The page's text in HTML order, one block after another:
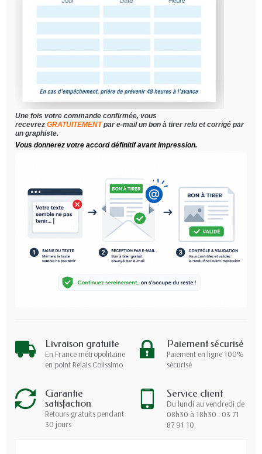
Une fois votre commande confirmée, vous
recevrez GRATUITEMENT par e-mail un bon à tirer relu et corrigé par
un graphiste.
Vous donnerez votre accord définitif avant impression.
Livraison gratuite
En France métropolitaine
en point Relais Colissimo
Paiement sécurisé
Paiement en ligne 100%
sécurisé
Garantie
satisfaction
Retours gratuits pendant
30 jours
Service client
Du lundi au vendredi de
08h30 à 18h30 : 03 71
87 91 10